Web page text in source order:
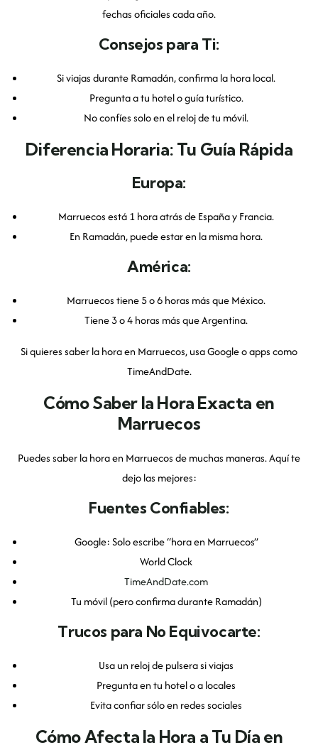
fechas oficiales cada año.
Consejos para Ti:
Si viajas durante Ramadán, confirma la hora local.
Pregunta a tu hotel o guía turístico.
No confíes solo en el reloj de tu móvil.
Diferencia Horaria: Tu Guía Rápida
Europa:
Marruecos está 1 hora atrás de España y Francia.
En Ramadán, puede estar en la misma hora.
América:
Marruecos tiene 5 o 6 horas más que México.
Tiene 3 o 4 horas más que Argentina.
Si quieres saber la hora en Marruecos, usa Google o apps como
TimeAndDate.
Cómo Saber la Hora Exacta en
Marruecos
Puedes saber la hora en Marruecos de muchas maneras. Aquí te
dejo las mejores:
Fuentes Confiables:
Google: Solo escribe “hora en Marruecos”
World Clock
TimeAndDate.com
Tu móvil (pero confirma durante Ramadán)
Trucos para No Equivocarte:
Usa un reloj de pulsera si viajas
Pregunta en tu hotel o a locales
Evita confiar sólo en redes sociales
Cómo Afecta la Hora a Tu Día en